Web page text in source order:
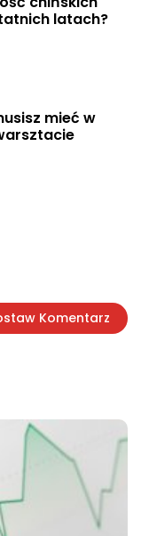
latach?
mieć w
Komentarz